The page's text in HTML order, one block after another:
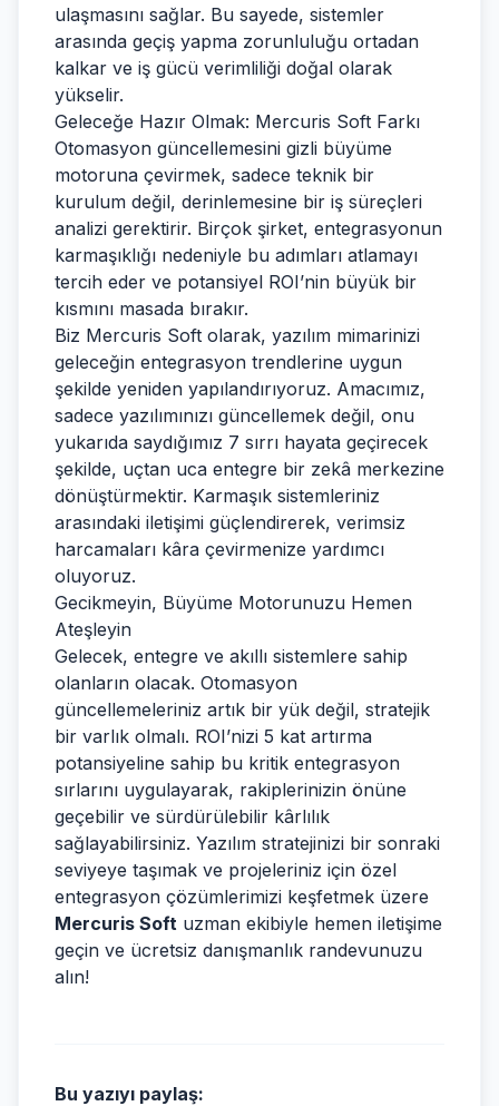
ulaşmasını sağlar. Bu sayede, sistemler
arasında geçiş yapma zorunluluğu ortadan
kalkar ve iş gücü verimliliği doğal olarak
yükselir.
Geleceğe Hazır Olmak: Mercuris Soft Farkı
Otomasyon güncellemesini gizli büyüme
motoruna çevirmek, sadece teknik bir
kurulum değil, derinlemesine bir iş süreçleri
analizi gerektirir. Birçok şirket, entegrasyonun
karmaşıklığı nedeniyle bu adımları atlamayı
tercih eder ve potansiyel ROI’nin büyük bir
kısmını masada bırakır.
Biz Mercuris Soft olarak, yazılım mimarinizi
geleceğin entegrasyon trendlerine uygun
şekilde yeniden yapılandırıyoruz. Amacımız,
sadece yazılımınızı güncellemek değil, onu
yukarıda saydığımız 7 sırrı hayata geçirecek
şekilde, uçtan uca entegre bir zekâ merkezine
dönüştürmektir. Karmaşık sistemleriniz
arasındaki iletişimi güçlendirerek, verimsiz
harcamaları kâra çevirmenize yardımcı
oluyoruz.
Gecikmeyin, Büyüme Motorunuzu Hemen
Ateşleyin
Gelecek, entegre ve akıllı sistemlere sahip
olanların olacak. Otomasyon
güncellemeleriniz artık bir yük değil, stratejik
bir varlık olmalı. ROI’nizi 5 kat artırma
potansiyeline sahip bu kritik entegrasyon
sırlarını uygulayarak, rakiplerinizin önüne
geçebilir ve sürdürülebilir kârlılık
sağlayabilirsiniz. Yazılım stratejinizi bir sonraki
seviyeye taşımak ve projeleriniz için özel
entegrasyon çözümlerimizi keşfetmek üzere
Mercuris Soft uzman ekibiyle hemen iletişime
geçin ve ücretsiz danışmanlık randevunuzu
alın!
Bu yazıyı paylaş: